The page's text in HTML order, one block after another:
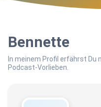
Bennette
In meinem Profil erfährst Du
Podcast-Vorlieben.